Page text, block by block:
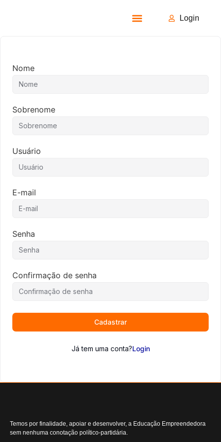
Login
Nome
Sobrenome
Usuário
E-mail
Senha
Confirmação de senha
Cadastrar
Já tem uma conta?Login
Temos por finalidade, apoiar e desenvolver, a Educação Empreendedora
sem nenhuma conotação político-partidária.